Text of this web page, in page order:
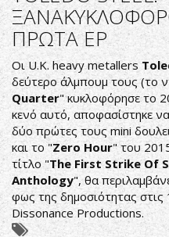
second
studio
album
"Heading
For
The
Fire",
release
new
lyric
video
ΠΡΩΤΑ ΕΡ
Οι U.K. heavy metallers
δεύτερο άλμπουμ τους (το
Quarter" κυκλοφόρησε το
κενό αυτό, αποφασίστηκε
δύο πρώτες τους mini
και το "Zero Hour" του
τίτλο "The First Strike Of
Anthology", θα
φως της δημοσιότητας
Dissonance Productions.